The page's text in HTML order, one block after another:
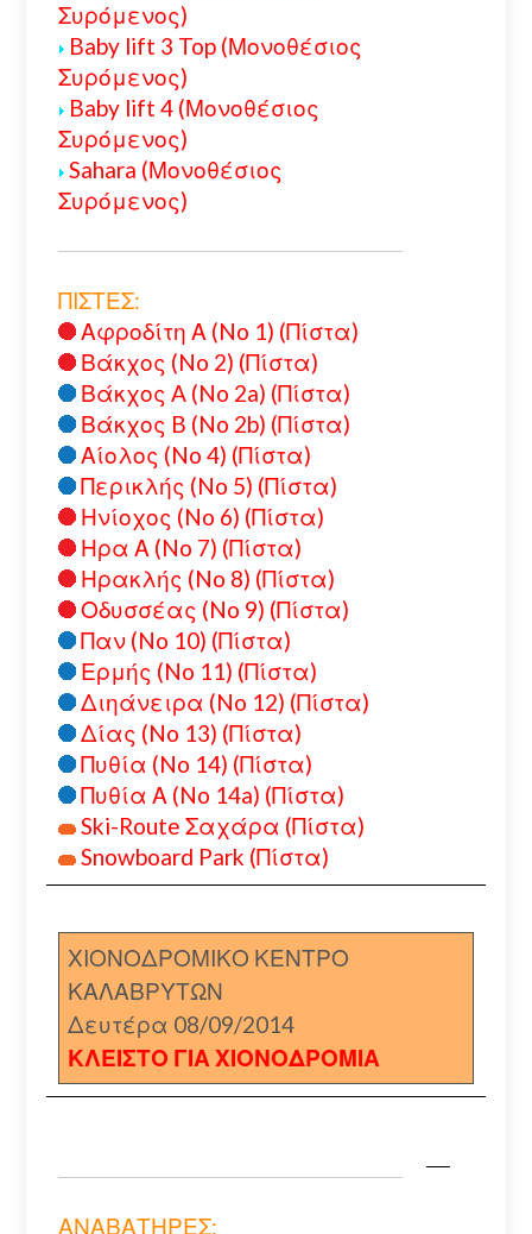
Συρόμενος)
Baby lift 3 Top (Μονοθέσιος
Συρόμενος)
Baby lift 4 (Μονοθέσιος
Συρόμενος)
Sahara (Μονοθέσιος
Συρόμενος)
ΠΙΣΤΕΣ:
Αφροδίτη Α (No 1) (Πίστα)
Βάκχος (No 2) (Πίστα)
Βάκχος A (No 2a) (Πίστα)
Βάκχος B (No 2b) (Πίστα)
Αίολος (No 4) (Πίστα)
Περικλής (No 5) (Πίστα)
Ηνίοχος (No 6) (Πίστα)
Ηρα Α (No 7) (Πίστα)
Ηρακλής (No 8) (Πίστα)
Οδυσσέας (No 9) (Πίστα)
Παν (No 10) (Πίστα)
Ερμής (No 11) (Πίστα)
Διηάνειρα (No 12) (Πίστα)
Δίας (No 13) (Πίστα)
Πυθία (No 14) (Πίστα)
Πυθία Α (No 14a) (Πίστα)
Ski-Route Σαχάρα (Πίστα)
Snowboard Park (Πίστα)
ΧΙΟΝΟΔΡΟΜΙΚΟ ΚΕΝΤΡΟ
ΚΑΛΑΒΡΥΤΩΝ
Δευτέρα 08/09/2014
ΚΛΕΙΣΤΟ ΓΙΑ ΧΙΟΝΟΔΡΟΜΙΑ
ΑΝΑΒΑΤΗΡΕΣ: